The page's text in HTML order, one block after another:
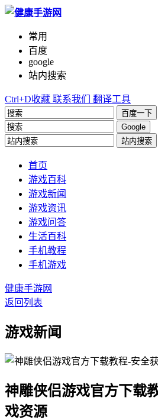
常用
百度
google
站内搜索
Ctrl+D收藏 联系我们 翻译工具
百度一下
Google
站内搜索
首页
游戏百科
游戏新闻
游戏资讯
游戏问答
生活百科
手机教程
手机游戏
健康手游网
返回列表
游戏新闻
神雕侠侣游戏官方下载
戏资源